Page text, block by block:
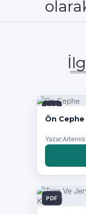
PDF
Ön Cephe
Yazar:Artemis
PDF